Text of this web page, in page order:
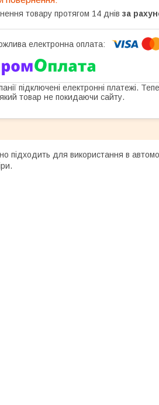
товару протягом 14 днів за
підключені електронні платежі.
товар не покидаючи сайту.
підходить для використання в